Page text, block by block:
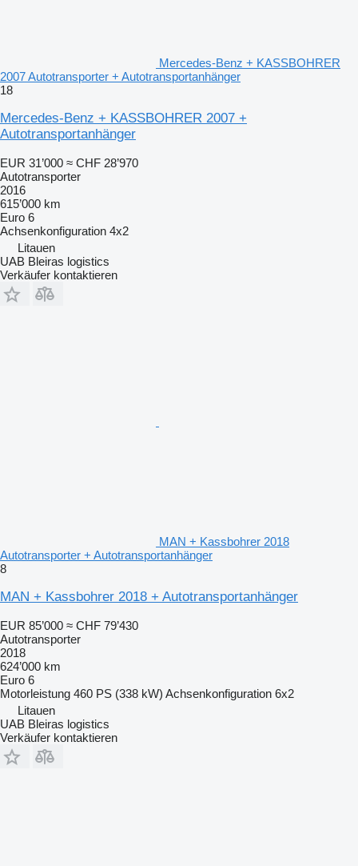
Mercedes-Benz + KASSBOHRER
2007 Autotransporter + Autotransportanhänger
18
Mercedes-Benz + KASSBOHRER 2007 +
Autotransportanhänger
EUR 31’000 ≈ CHF 28’970
Autotransporter
2016
615’000 km
Euro 6
Achsenkonfiguration 4x2
Litauen
UAB Bleiras logistics
Verkäufer kontaktieren
MAN + Kassbohrer 2018
Autotransporter + Autotransportanhänger
8
MAN + Kassbohrer 2018 + Autotransportanhänger
EUR 85’000 ≈ CHF 79’430
Autotransporter
2018
624’000 km
Euro 6
Motorleistung 460 PS (338 kW) Achsenkonfiguration 6x2
Litauen
UAB Bleiras logistics
Verkäufer kontaktieren